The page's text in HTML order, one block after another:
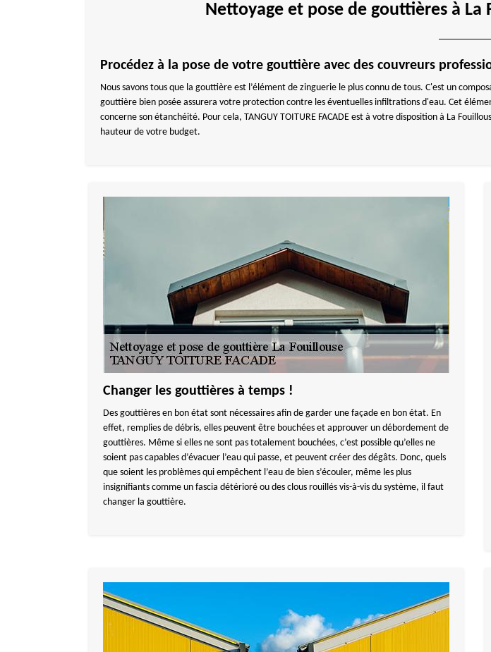
Nettoyage et pose de gouttières à La
Procédez à la pose de votre gouttière avec des couvreurs
Nous savons tous que la gouttière est l’élément de zinguerie le plus connu de tous. C'est un
gouttière bien posée assurera votre protection contre les éventuelles infiltrations d'eau. Cet
concerne son étanchéité. Pour cela, TANGUY TOITURE FACADE est à votre disposition à La
hauteur de votre budget.
Changer les gouttières à temps !
Des gouttières en bon état sont nécessaires afin de garder une façade en bon état. En
effet, remplies de débris, elles peuvent être bouchées et approuver un débordement de
gouttières. Même si elles ne sont pas totalement bouchées, c’est possible qu’elles ne
soient pas capables d’évacuer l’eau qui passe, et peuvent créer des dégâts. Donc, quels
que soient les problèmes qui empêchent l’eau de bien s’écouler, même les plus
insignifiants comme un fascia détérioré ou des clous rouillés vis-à-vis du système, il faut
changer la gouttière.